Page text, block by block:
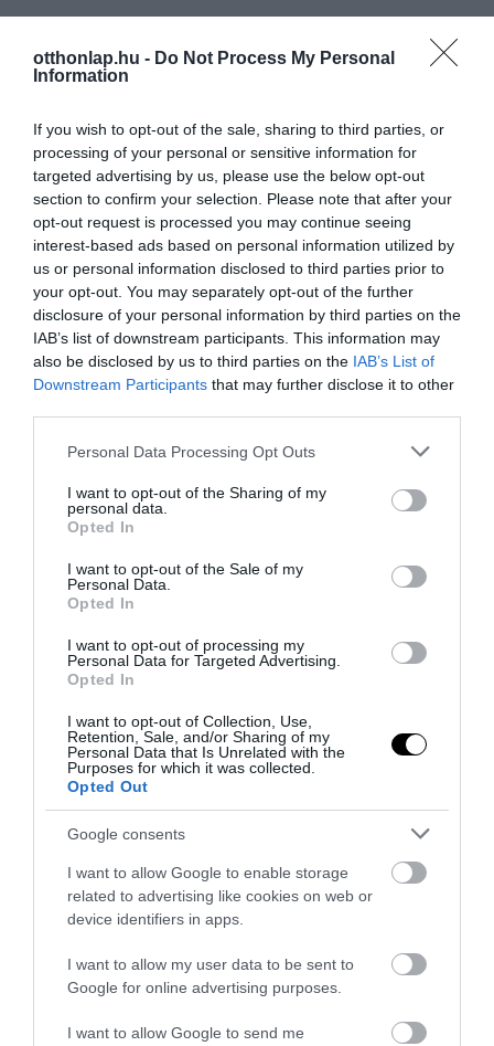
otthonlap.hu - Do Not Process My Personal
Information
If you wish to opt-out of the sale, sharing to third parties, or
processing of your personal or sensitive information for
targeted advertising by us, please use the below opt-out
section to confirm your selection. Please note that after your
opt-out request is processed you may continue seeing
interest-based ads based on personal information utilized by
us or personal information disclosed to third parties prior to
your opt-out. You may separately opt-out of the further
disclosure of your personal information by third parties on the
IAB’s list of downstream participants. This information may
also be disclosed by us to third parties on the IAB’s List of
Downstream Participants that may further disclose it to other
Please note that this website/app uses one or more Google
not limited to your visit or usage behaviour. You may click to
grant or deny consent to Google and its third-party tags to
use your data for below specified purposes in below Google
consent section.
Personal Data Processing Opt Outs
I want to opt-out of the Sharing of my
personal data.
Opted In
I want to opt-out of the Sale of my
Personal Data.
Opted In
I want to opt-out of processing my
Personal Data for Targeted Advertising.
Opted In
I want to opt-out of Collection, Use,
Retention, Sale, and/or Sharing of my
Personal Data that Is Unrelated with the
Purposes for which it was collected.
Opted Out
Google consents
I want to allow Google to enable storage
related to advertising like cookies on web or
device identifiers in apps.
I want to allow my user data to be sent to
Google for online advertising purposes.
I want to allow Google to send me
10
SZAKEMBER
KAPCSOLÓDÓ OLVASMÁNY
LOCSOLOD, MÉGIS
HŐKUPOLA A LAKÁSBAN: ÍGY